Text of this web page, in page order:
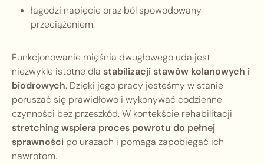
łagodzi napięcie oraz ból spowodowany
przeciążeniem.
Funkcjonowanie mięśnia dwugłowego uda jest
niezwykle istotne dla stabilizacji stawów kolanowych i
biodrowych. Dzięki jego pracy jesteśmy w stanie
poruszać się prawidłowo i wykonywać codzienne
czynności bez przeszkód. W kontekście rehabilitacji
stretching wspiera proces powrotu do pełnej
sprawności po urazach i pomaga zapobiegać ich
nawrotom.